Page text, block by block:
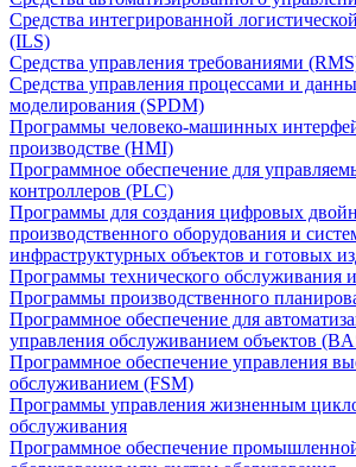
Средства интегрированной
(ILS)
Средства управления требованиями
Средства управления процессами и
моделирования (SPDM)
Программы человеко-машинных
производстве (HMI)
Программное обеспечение для
контроллеров (PLC)
Программы для создания цифровых
производственного оборудования и
инфраструктурных объектов и готовых
Программы технического обслуживания
Программы производственного
Программное обеспечение для
управления обслуживанием объектов
Программное обеспечение управления
обслуживанием (FSM)
Программы управления жизненным
обслуживания
Программное обеспечение